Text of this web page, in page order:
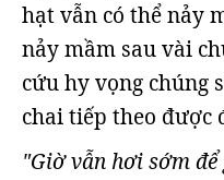
hạt vẫn có thể nảy
nảy mầm sau vài
cứu hy vọng chúng
chai tiếp theo được
"Giờ vẫn hơi sớm